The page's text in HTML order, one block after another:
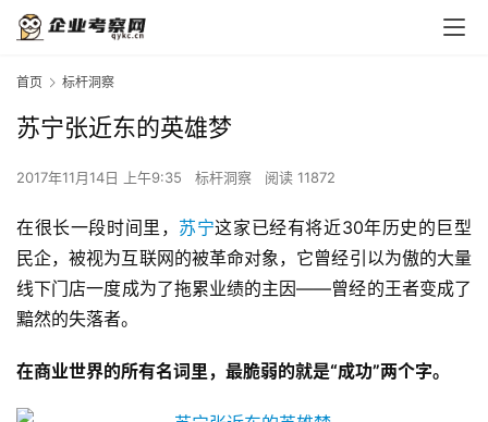
首页 标杆洞察
苏宁张近东的英雄梦
2017年11月14日 上午9:35 标杆洞察 阅读 11872
在很长一段时间里， 苏宁这家已经有将近30年历史的巨型
民企，被视为互联网的被革命对象，它曾经引以为傲的大量
线下门店一度成为了拖累业绩的主因——曾经的王者变成了
黯然的失落者。
在商业世界的所有名词里，最脆弱的就是“成功”两个字。